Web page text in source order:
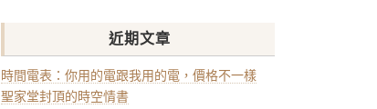
近期文章
時間電表：你用的電跟我用的電，價格不一樣
聖家堂封頂的時空情書